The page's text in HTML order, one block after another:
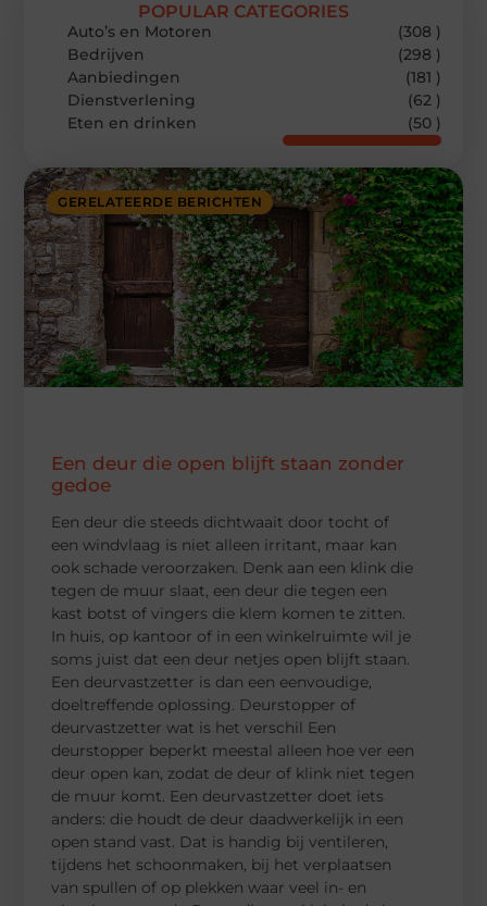
GERELATEERDE BERICHTEN
Een deur die open blijft staan zonder
gedoe
Een deur die steeds dichtwaait door tocht of
een windvlaag is niet alleen irritant, maar kan
ook schade veroorzaken. Denk aan een klink die
tegen de muur slaat, een deur die tegen een
kast botst of vingers die klem komen te zitten.
In huis, op kantoor of in een winkelruimte wil je
soms juist dat een deur netjes open blijft staan.
Een deurvastzetter is dan een eenvoudige,
doeltreffende oplossing. Deurstopper of
deurvastzetter wat is het verschil Een
deurstopper beperkt meestal alleen hoe ver een
deur open kan, zodat de deur of klink niet tegen
de muur komt. Een deurvastzetter doet iets
anders: die houdt de deur daadwerkelijk in een
open stand vast. Dat is handig bij ventileren,
tijdens het schoonmaken, bij het verplaatsen
van spullen of op plekken waar veel in- en
POPULAR CATEGORIES
Auto’s en Motoren
(308 )
Bedrijven
(298 )
Aanbiedingen
(181 )
Dienstverlening
(62 )
Eten en drinken
(50 )